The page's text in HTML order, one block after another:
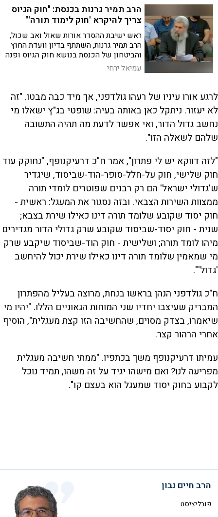
הרב תמיר גרנות בכנסת: "חוק הגיוס
צריך להיקרא 'חוק לימוד תורה'"
ראש ישיבת ההסדר אורות שאול ואב שכול,
הרב תמיר גרנות, השתתף בדיון וועדת החוץ
והביטחון של הכנסת בנושא חוק הגיוס ופנה
לבחורי הישיבות החרדים: "אם לא תראו את
כל מי שצועק אליכם מתוך הנהר, 'לא תעמוד
עמיאל ירחי
לרגע אורו עיניו של רעהו גולדפני, אך מיד כבה מבטו. "זה
לא יעזור. ניתקל כאן באותה בעיה: שופטי בג"ץ ישאלו מי
נחשב גדול הדור, ואי אפשר לדעת מה תהיה התשובה
שלהם לשאלה הזו".
"לזה דווקא יש לי פתרון", אמר ח"כ דרעיקנופף, "נחוקק עוד
חוק שלישי, חוק על-חלל-סופר-הוד-שביסוד, שיגדיר
ש'גדולי ישראל' הם רק רבנים שפוטרים לומדי תורה
ממצוות השירות הצבאי. ובזה נסגור את המעגל: ראשית -
חוק יסוד שקובע שלומד תורה דינו כאילו שירת בצבא;
שנית - חוק יסוד-שביסוד שקובע שרק גדולי הדור מגדירים
מיהו לומד תורה; ושלישית - חוק הוד-שביסוד שיקבע שרק
מי שמאמין שלומד תורה דינו כאילו שירת יכול להיחשב
'גדול'".
ח"כ גולדפני הנהן בראשו בנחת, מרוצה בעליל מהפתרון
המבריק שעיצבו יחדיו שני המוחות הגאוניים הללו. "יהיו מי
שיאמרו, בצדק מסוים, שהחשיבה הזו קצת מעגלית", הוסיף
אחרי הרהור קצר.
עמיתו דרעיקנופף משך בכתפיו. "ממתי חשיבה מעגלית
מפריעה לנו? ואם מישהו יגיד על זה משהו, תמיד נוכל
לקבוע בחוק יסוד שמעגל הוא בעצם קו".
הרב חיים נבון
פובליציסט